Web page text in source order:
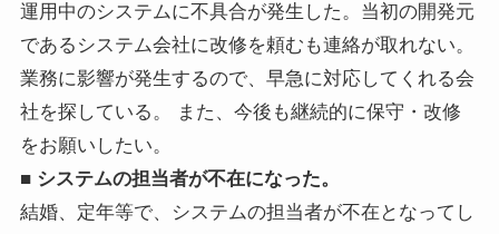
運用中のシステムに不具合が発生した。当初の開発元
であるシステム会社に改修を頼むも連絡が取れない。
業務に影響が発生するので、早急に対応してくれる会
社を探している。 また、今後も継続的に保守・改修
をお願いしたい。
■ システムの担当者が不在になった。
結婚、定年等で、システムの担当者が不在となってし